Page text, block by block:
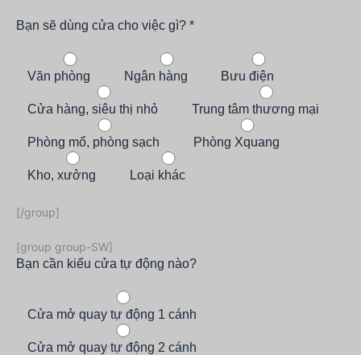
Bạn sẽ dùng cửa cho việc gì? *
Văn phòng Ngân hàng Bưu điện
Cửa hàng, siêu thị nhỏ Trung tâm thương mại
Phòng mổ, phòng sạch Phòng Xquang
Kho, xưởng Loại khác
[/group]
[group group-SW]
Bạn cần kiểu cửa tự động nào?
Cửa mở quay tự động 1 cánh
Cửa mở quay tự động 2 cánh